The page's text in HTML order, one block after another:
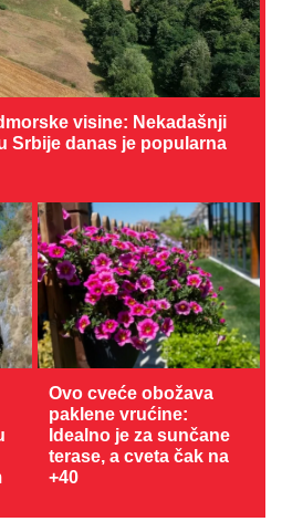
visine: Nekadašnji
Srbije danas je popularna
Ovo cveće obožava
paklene vrućine:
Idealno je za sunčane
terase, a cveta čak na
+40